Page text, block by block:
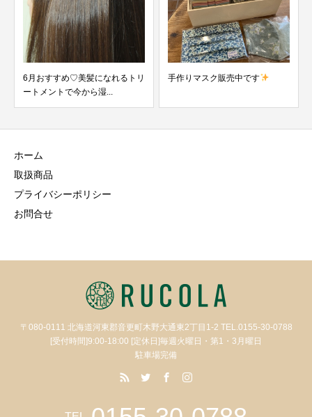
6月おすすめ♡美髪になれるトリ
ートメントで今から湿...
手作りマスク販売中です
ホーム
取扱商品
プライバシーポリシー
お問合せ
〒080-0111 北海道河東郡音更町木野大通東2丁目1-2 TEL.0155-30-0788
[受付時間]9:00-18:00 [定休日]毎週火曜日・第1・3月曜日
駐車場完備